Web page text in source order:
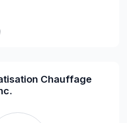
centré sur vos besoins
Missisquoi)
Yamaska)
Richelieu)
Chauffage